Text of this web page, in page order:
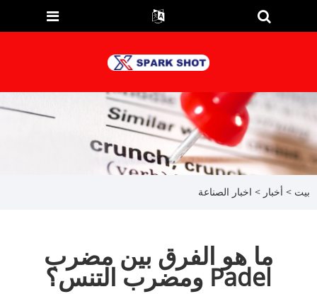
بيت > أخبار > اخبار الصناعة
ما هو الفرق بين مضرب
Padel ومضرب التنس؟